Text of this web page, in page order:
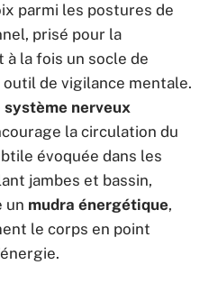
parmi les postures de
prisé pour la
la fois un socle de
de vigilance mentale.
système nerveux
la circulation du
évoquée dans les
jambes et bassin,
un mudra énergétique,
le corps en point